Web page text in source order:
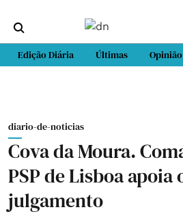
Edição Diária Últimas Opinião
diario-de-noticias
Cova da Moura.
PSP de Lisboa
julgamento